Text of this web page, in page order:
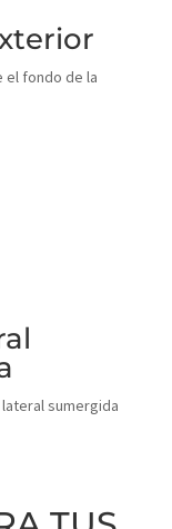
el fondo de la
sumergida